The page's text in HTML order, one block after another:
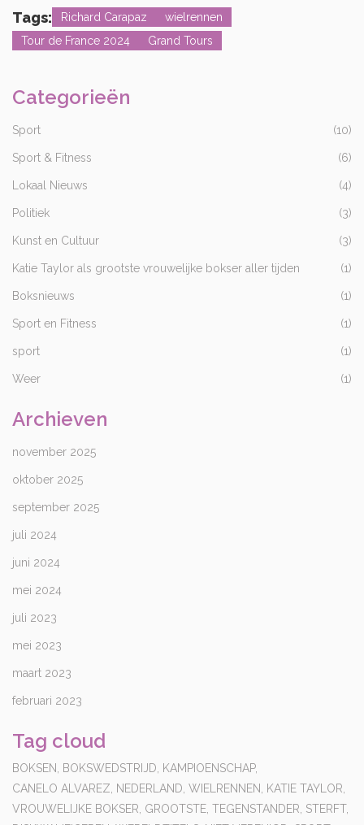
Tags: Richard Carapaz
wielrennen
Tour de France 2024
Grand Tours
Categorieën
Sport (10)
Sport & Fitness (6)
Lokaal Nieuws (4)
Politiek (3)
Kunst en Cultuur (3)
Katie Taylor als grootste vrouwelijke bokser aller tijden (1)
Boksnieuws (1)
Sport en Fitness (1)
sport (1)
Weer (1)
Archieven
november 2025
oktober 2025
september 2025
juli 2024
juni 2024
mei 2024
juli 2023
mei 2023
maart 2023
februari 2023
Tag cloud
BOKSEN, BOKSWEDSTRIJD,
KAMPIOENSCHAP,
CANELO ALVAREZ,
NEDERLAND, WIELRENNEN,
KATIE TAYLOR,
VROUWELIJKE BOKSER, GROOTSTE, TEGENSTANDER, STERFT,